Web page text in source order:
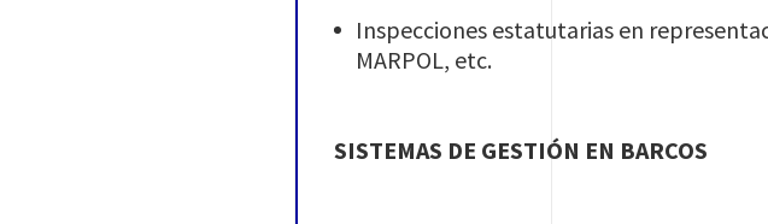
Inspecciones estatutarias en
MARPOL, etc.
SISTEMAS DE GESTIÓN EN BARCOS